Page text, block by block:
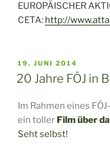
EUROPÄISCHER
CETA: http://
VERÖFFENTLICHT
AM
19. JUNI 2014
20 Jahre FÖJ in
Im Rahmen eines
ein toller Film über
Seht selbst!